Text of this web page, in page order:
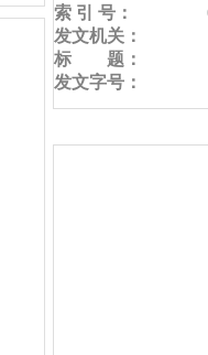
索 引 号：
发文机关：
标 题：
发文字号：